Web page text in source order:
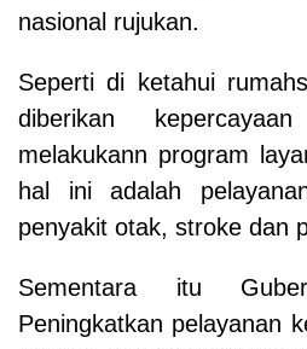
nasional rujukan.
Seperti di ketahui
diberikan
melakukann program
hal ini adalah
penyakit otak, stroke dan
Sementara itu
Peningkatkan pelayanan